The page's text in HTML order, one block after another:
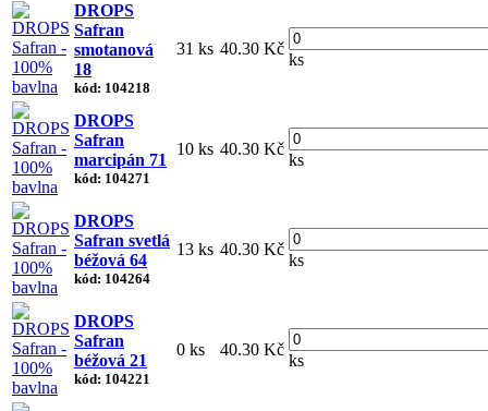
DROPS
Safran
smotanová
18
kód: 104218
31 ks 40.30 Kč
ks
DROPS
Safran
marcipán 71
kód: 104271
10 ks 40.30 Kč
ks
DROPS
Safran svetlá
béžová 64
kód: 104264
13 ks 40.30 Kč
ks
DROPS
Safran
béžová 21
kód: 104221
0 ks 40.30 Kč
ks